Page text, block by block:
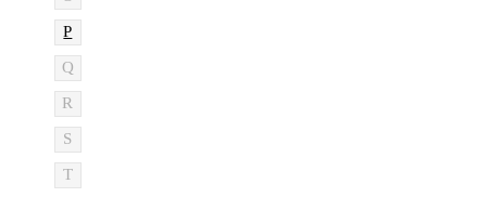
P
Q
R
S
T